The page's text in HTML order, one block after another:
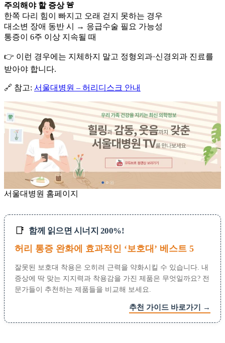
주의해야 할 증상 🚨
한쪽 다리 힘이 빠지고 오래 걷지 못하는 경우
대소변 장애 동반 시 → 응급수술 필요 가능성
통증이 6주 이상 지속될 때
👉 이런 경우에는 지체하지 말고 정형외과·신경외과 진료를
받아야 합니다.
🔗 참고: 서울대병원 – 허리디스크 안내
서울대병원 홈페이지
📑 함께 읽으면 시너지 200%!
허리 통증 완화에 효과적인 ‘보호대’ 베스트 5
잘못된 보호대 착용은 오히려 근력을 약화시킬 수 있습니다. 내
증상에 딱 맞는 지지력과 착용감을 가진 제품은 무엇일까요? 전
문가들이 추천하는 제품들을 비교해 보세요.
추천 가이드 바로가기 →